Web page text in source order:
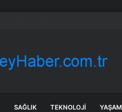
SAĞLIK TEKNOLOJI YAŞAM